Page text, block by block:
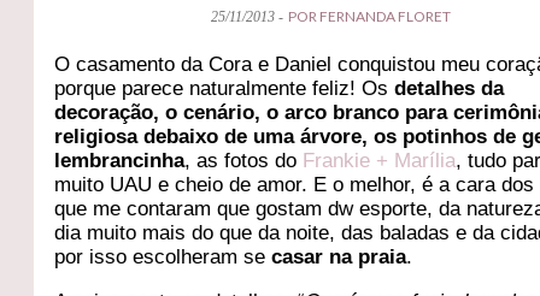
25/11/2013 - POR FERNANDA FLORET
O casamento da Cora e Daniel conquistou meu
porque parece naturalmente feliz! Osdetalhes da
decoração, o cenário, o arco branco para
religiosa debaixo de uma árvore, os potinhos de
lembrancinha, as fotos do Frankie + Marília, tudo
muito UAU e cheio de amor. E o melhor, é a cara
que me contaram que gostam dw esporte, da
dia muito mais do que da noite, das baladas e da
por isso escolheram secasar na praia.